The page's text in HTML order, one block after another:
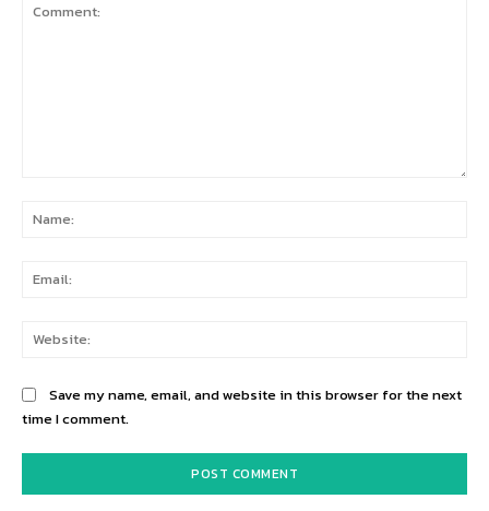
Save my name, email, and website in this browser for the next
time I comment.